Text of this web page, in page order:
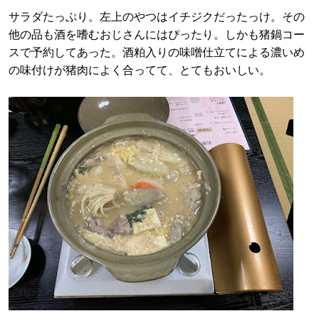
サラダたっぷり。左上のやつはイチジクだったっけ。その
他の品も酒を嗜むおじさんにはぴったり。しかも猪鍋コー
スで予約してあった。酒粕入りの味噌仕立てによる濃いめ
の味付けが猪肉によく合ってて、とてもおいしい。